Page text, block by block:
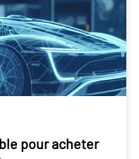
pour acheter